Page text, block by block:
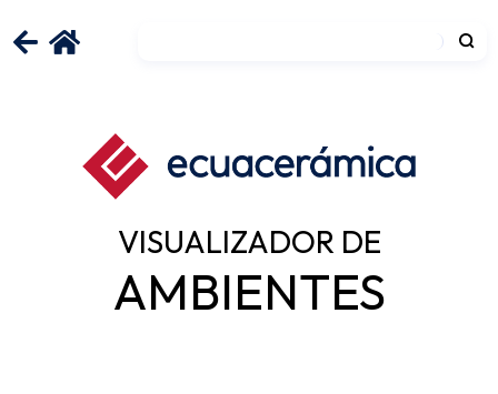
VISUALIZADOR DE
AMBIENTES